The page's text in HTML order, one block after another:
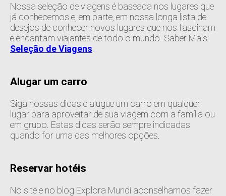
Nossa seleção de viagens é baseada nos lugares que
já conhecemos e, em parte, em nossa longa lista de
desejos de conhecer novos lugares que nos fascinam
e encantam viajantes de todo o mundo. Saber Mais:
Seleção de Viagens
Alugar um carro
Siga nossas dicas e alugue um carro em qualquer
lugar para aproveitar de sua viagem com a família ou
em grupo. Estas dicas serão sempre indicadas
quando for uma das melhores opções.
Reservar hotéis
No site e no blog Explora Mundi aconselhamos fazer